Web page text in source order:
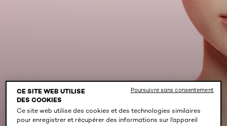
BROW ARTIST
CE SITE WEB UTILISE
DES COOKIES
Ce site web utilise des cookies et des technologies similaires
pour enregistrer et récupérer des informations sur l'appareil
Poursuivre sans consentement